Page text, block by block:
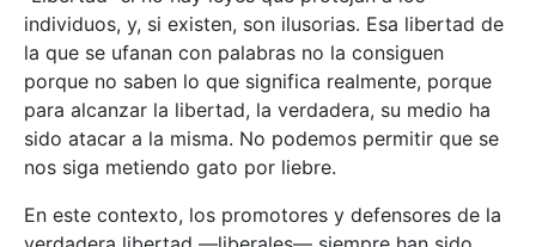
individuos, y, si existen, son ilusorias. Esa libertad de
la que se ufanan con palabras no la consiguen
porque no saben lo que significa realmente, porque
para alcanzar la libertad, la verdadera, su medio ha
sido atacar a la misma. No podemos permitir que se
nos siga metiendo gato por liebre.
En este contexto, los promotores y defensores de la